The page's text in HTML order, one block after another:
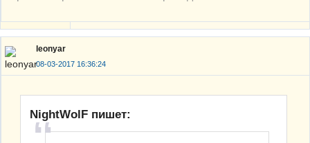
leonyar
08-03-2017 16:36:24
NightWolF пишет: